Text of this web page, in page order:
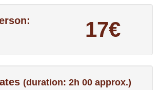
17€
(duration: 2h 00 approx.)